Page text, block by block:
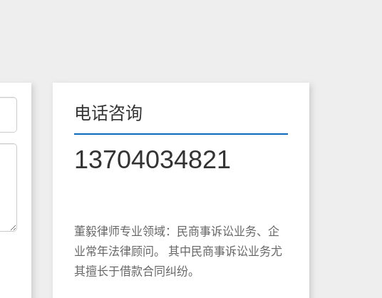
电话咨询
13704034821
董毅律师专业领域：民商事诉讼业务、企
业常年法律顾问。 其中民商事诉讼业务尤
其擅长于借款合同纠纷。